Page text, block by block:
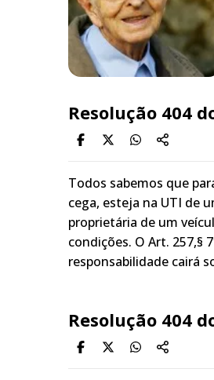
Resolução 404
Todos sabemos que
cega, esteja na UTI de
proprietária de um
condições. O Art. 257,§
responsabilidade cairá
Resolução 404